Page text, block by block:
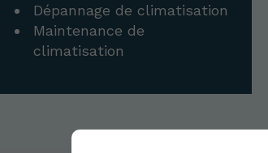
Dépannage de climatisation
Maintenance de
climatisation